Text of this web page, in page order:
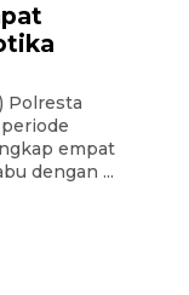
Polresta
empat
dengan ...